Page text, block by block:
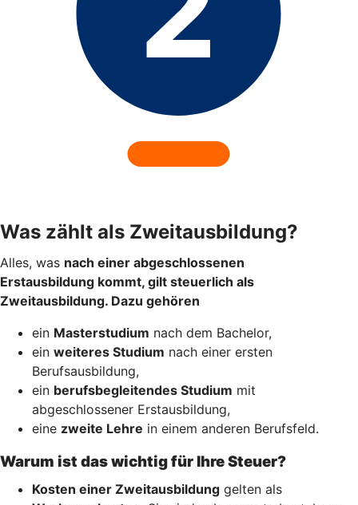
Was zählt als Zweitausbildung?
Alles, was nach einer abgeschlossenen
Erstausbildung kommt, gilt steuerlich als
Zweitausbildung. Dazu gehören
ein Masterstudium nach dem Bachelor,
ein weiteres Studium nach einer ersten
Berufsausbildung,
ein berufsbegleitendes Studium mit
abgeschlossener Erstausbildung,
eine zweite Lehre in einem anderen Berufsfeld.
Warum ist das wichtig für Ihre Steuer?
Kosten einer Zweitausbildung gelten als